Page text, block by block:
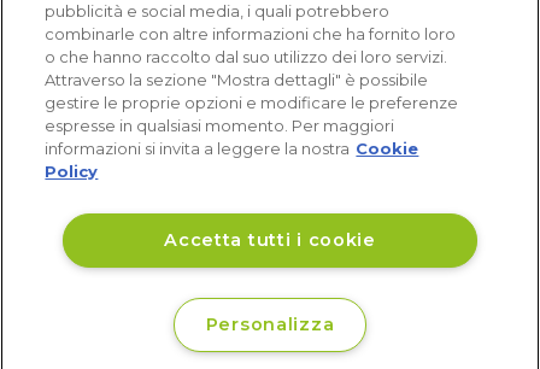
Disponibile
pubblicità e social media, i quali potrebbero
combinarle con altre informazioni che ha fornito loro
o che hanno raccolto dal suo utilizzo dei loro servizi.
Attraverso la sezione "Mostra dettagli" è possibile
gestire le proprie opzioni e modificare le preferenze
espresse in qualsiasi momento. Per maggiori
informazioni si invita a leggere la nostra Cookie
Policy
Accetta tutti i cookie
Personalizza